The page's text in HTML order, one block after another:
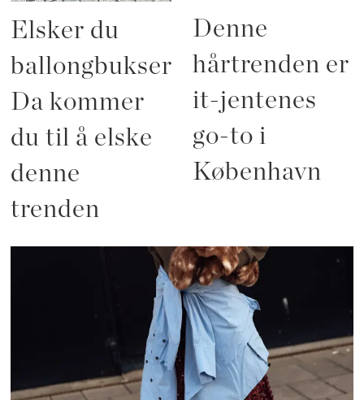
Elsker du
ballongbukser?
Da kommer
du til å elske
denne
trenden
Denne
hårtrenden er
it-jentenes
go-to i
København